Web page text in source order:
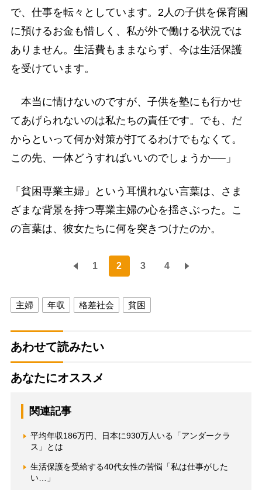
で、仕事を転々としています。2人の子供を保育園
に預けるお金も惜しく、私が外で働ける状況では
ありません。生活費もままならず、今は生活保護
を受けています。
本当に情けないのですが、子供を塾にも行かせ
てあげられないのは私たちの責任です。でも、だ
からといって何か対策が打てるわけでもなくて。
この先、一体どうすればいいのでしょうか──」
「貧困専業主婦」という耳慣れない言葉は、さま
ざまな背景を持つ専業主婦の心を揺さぶった。こ
の言葉は、彼女たちに何を突きつけたのか。
1 2 3 4
主婦 年収 格差社会 貧困
あわせて読みたい
あなたにオススメ
関連記事
平均年収186万円、日本に930万人いる「アンダークラ
ス」とは
生活保護を受給する40代女性の苦悩「私は仕事がした
い…」